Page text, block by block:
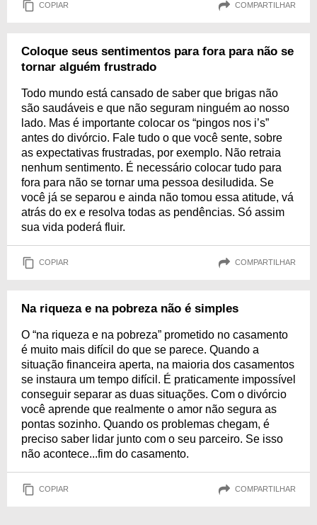
COPIAR COMPARTILHAR
Coloque seus sentimentos para fora para não se
tornar alguém frustrado
Todo mundo está cansado de saber que brigas não
são saudáveis e que não seguram ninguém ao nosso
lado. Mas é importante colocar os “pingos nos i’s”
antes do divórcio. Fale tudo o que você sente, sobre
as expectativas frustradas, por exemplo. Não retraia
nenhum sentimento. É necessário colocar tudo para
fora para não se tornar uma pessoa desiludida. Se
você já se separou e ainda não tomou essa atitude, vá
atrás do ex e resolva todas as pendências. Só assim
sua vida poderá fluir.
COPIAR COMPARTILHAR
Na riqueza e na pobreza não é simples
O “na riqueza e na pobreza” prometido no casamento
é muito mais difícil do que se parece. Quando a
situação financeira aperta, na maioria dos casamentos
se instaura um tempo difícil. É praticamente impossível
conseguir separar as duas situações. Com o divórcio
você aprende que realmente o amor não segura as
pontas sozinho. Quando os problemas chegam, é
preciso saber lidar junto com o seu parceiro. Se isso
não acontece...fim do casamento.
COPIAR COMPARTILHAR